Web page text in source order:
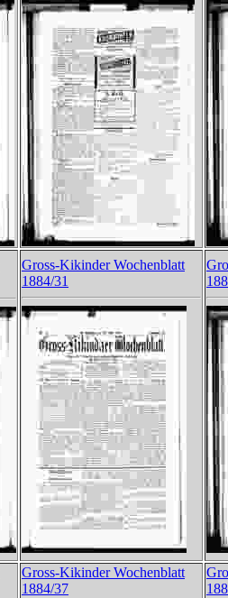
Gross-Kikinder Wochenblatt
1884/31
Gross-Kikinder Wochenblatt
1884/37